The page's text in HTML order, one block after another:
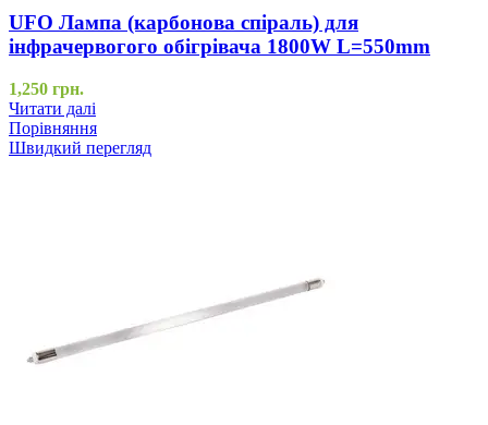
UFO Лампа (карбонова спіраль) для
інфрачервогого обігрівача 1800W L=550mm
1,250 грн.
Читати далі
Порівняння
Швидкий перегляд